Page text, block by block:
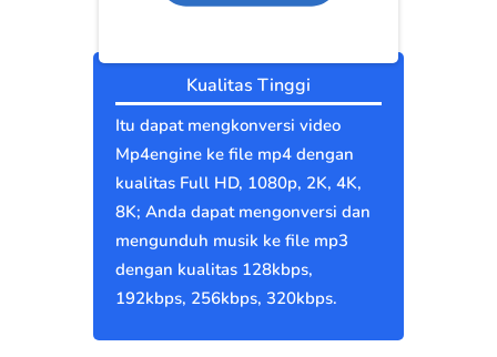
Kualitas Tinggi
Itu dapat mengkonversi video
Mp4engine ke file mp4 dengan
kualitas Full HD, 1080p, 2K, 4K,
8K; Anda dapat mengonversi dan
mengunduh musik ke file mp3
dengan kualitas 128kbps,
192kbps, 256kbps, 320kbps.